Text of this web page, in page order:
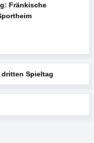
Fränkische
dritten Spieltag